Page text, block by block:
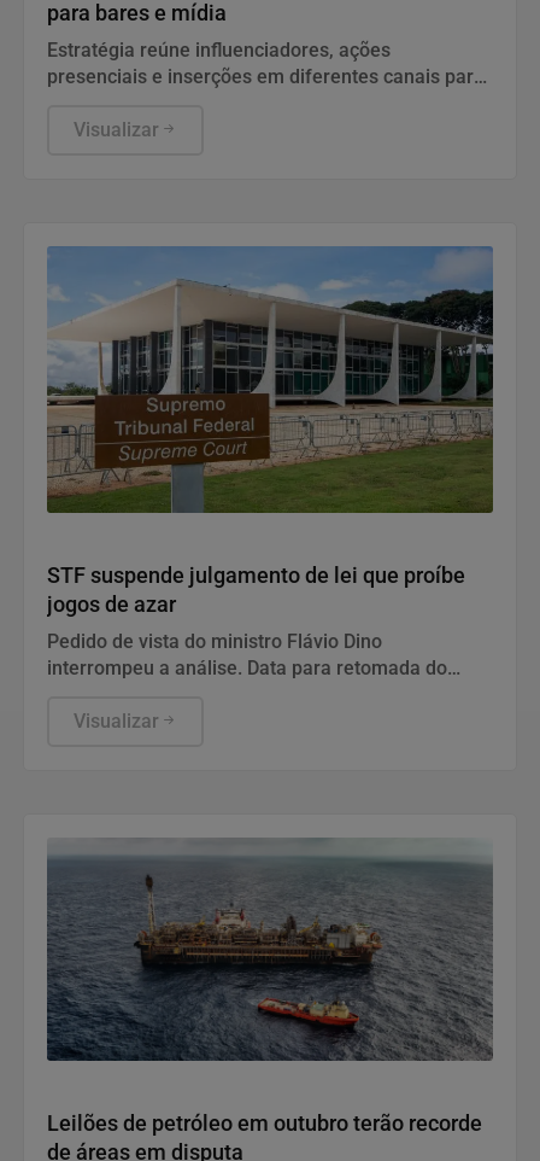
para bares e mídia
Estratégia reúne influenciadores, ações
presenciais e inserções em diferentes canais para
promoção de reembolso em todo o país
Visualizar
STF suspende julgamento de lei que proíbe
jogos de azar
Pedido de vista do ministro Flávio Dino
interrompeu a análise. Data para retomada do
Visualizar
Leilões de petróleo em outubro terão recorde
de áreas em disputa